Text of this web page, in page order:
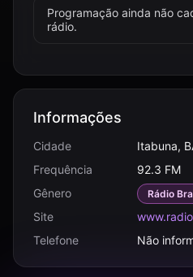
Programação ainda não
rádio.
Informações
Cidade
Itabuna,
Frequência
92.3 FM
Gênero
Rádio
Site
Telefone
Não